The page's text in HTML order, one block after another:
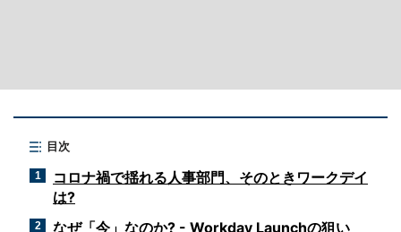
目次
1
コロナ禍で揺れる人事部門、そのときワークデイ
は?
2 なぜ「今」なのか? - Workday Launchの狙い